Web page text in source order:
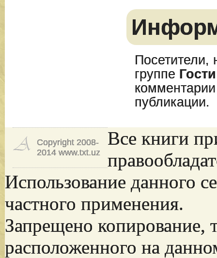
Посетители,
группе Гости
публикации.
Copyright 2008-
2014 www.txt.uz
Все книги
Использование данного
частного применения.
Запрещено копирование,
расположенного на